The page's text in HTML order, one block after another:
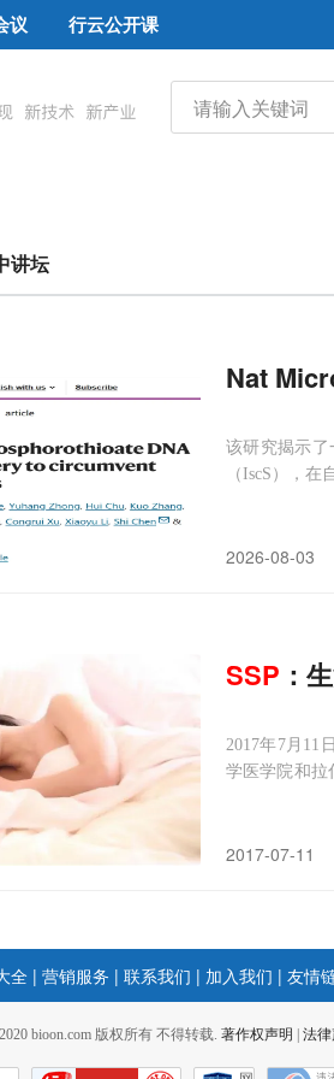
议 行云公开课
讲坛
Nat
该研究揭示了
（IscS），
2026-08-03
SSP ：
2017年7月11
学医学院和拉
2017-07-11
全 | 营销服务 | 联系我们 | 加入我们 | 友情
bioon.com 版权所有 不得转载. 著作权声明 法律